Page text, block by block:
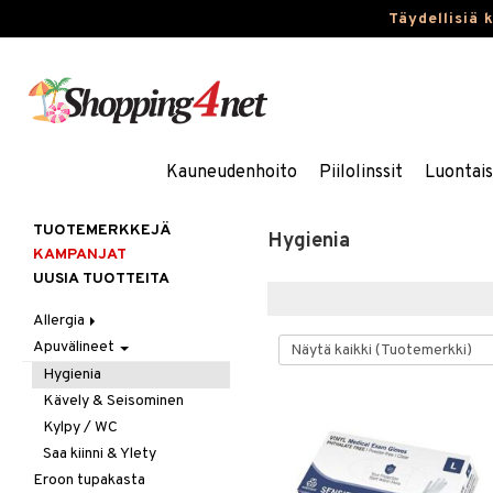
Täydellisiä
Kauneudenhoito Piilolinssit
Hygienia
TUOTEMERKKEJÄ
KAMPANJAT
UUSIA TUOTTEITA
Allergia
Nenäsuihkeet
Silmätipat
Apuvälineet
Hygienia
Kävely & Seisominen
Kylpy / WC
Saa kiinni & Ylety
Eroon tupakasta